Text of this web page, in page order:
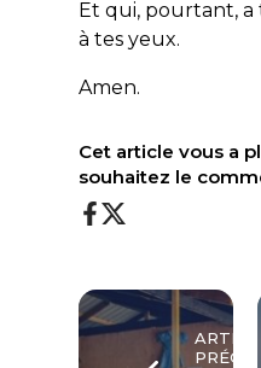
Et qui, pourtant,
à tes yeux.
Amen.
Cet article vous a
souhaitez le
ARTICLE